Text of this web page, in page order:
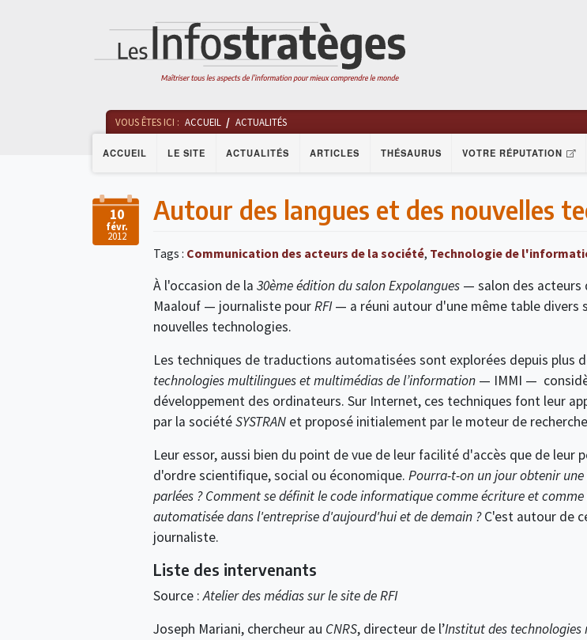
ACCUEIL LE SITE ACTUALITÉS ARTICLES THÉSAURUS VOTRE RÉPUTATION
VOUS ÊTES ICI : ACCUEIL ACTUALITÉS
10
févr.
2012
Autour des langues et des nouvelles
Tags : Communication des acteurs de la société, Technologie de
À l'occasion de la 30ème édition du salon Expolangues— salon des acteurs
Maalouf — journaliste pourRFI— a réuni autour d'une même table divers
nouvelles technologies.
Les techniques de traductions automatisées sont explorées depuis plus
technologies multilingues et multimédias de l’information— IMMI —
développement des ordinateurs. Sur Internet, ces techniques font leur
par la sociétéSYSTRANet proposé initialement par le moteur de
Leur essor, aussi bien du point de vue de leur facilité d'accès que de
d'ordre scientifique, social ou économique. Pourra-t-on un jour obtenir
parlées ? Comment se définit le code informatique comme écriture et
automatisée dans l'entreprise d'aujourd'hui et de demain ?C'est autour de
journaliste.
Liste des intervenants
Source :Atelier des médias sur le site de RFI
Joseph Mariani, chercheur au CNRS, directeur de l’Institut des